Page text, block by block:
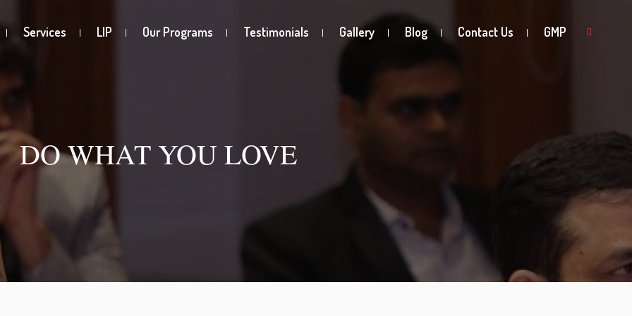
Services LIP Our Programs Testimonials Gallery Blog Contact Us GMP
DO WHAT YOU LOVE